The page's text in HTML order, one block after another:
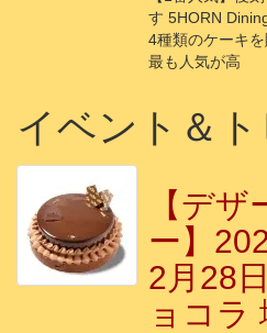
す 5HORN
4種類のケーキ
最も人気が高
イベント＆
【デ
ー】
2月28
ョコラ